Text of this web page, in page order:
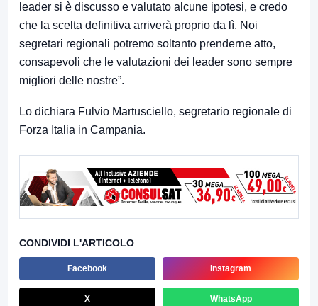
leader si è discusso e valutato alcune ipotesi, e credo
che la scelta definitiva arriverà proprio da lì. Noi
segretari regionali potremo soltanto prenderne atto,
consapevoli che le valutazioni dei leader sono sempre
migliori delle nostre”.
Lo dichiara Fulvio Martusciello, segretario regionale di
Forza Italia in Campania.
CONDIVIDI L'ARTICOLO
Facebook Instagram
X WhatsApp